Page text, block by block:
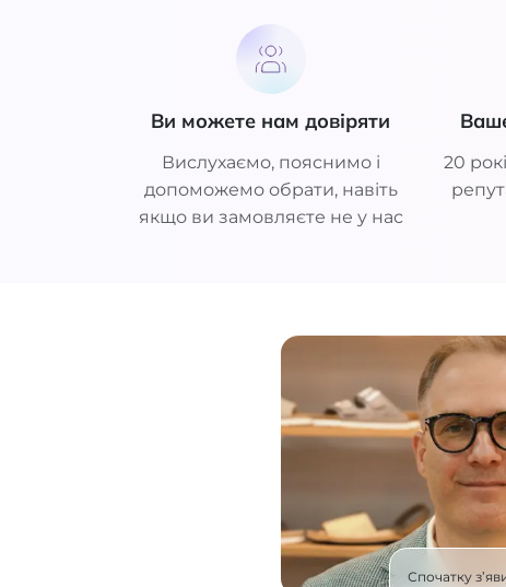
Ви можете нам довіряти
Вислухаємо, пояснимо і
допоможемо обрати, навіть
якщо ви замовляєте не у нас
20
Спочатку